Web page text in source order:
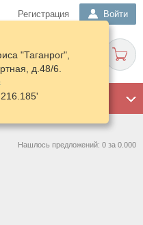
Регистрация Войти
"Таганрог",
д.48/6.
Нашлось предложений: 0 за 0.000